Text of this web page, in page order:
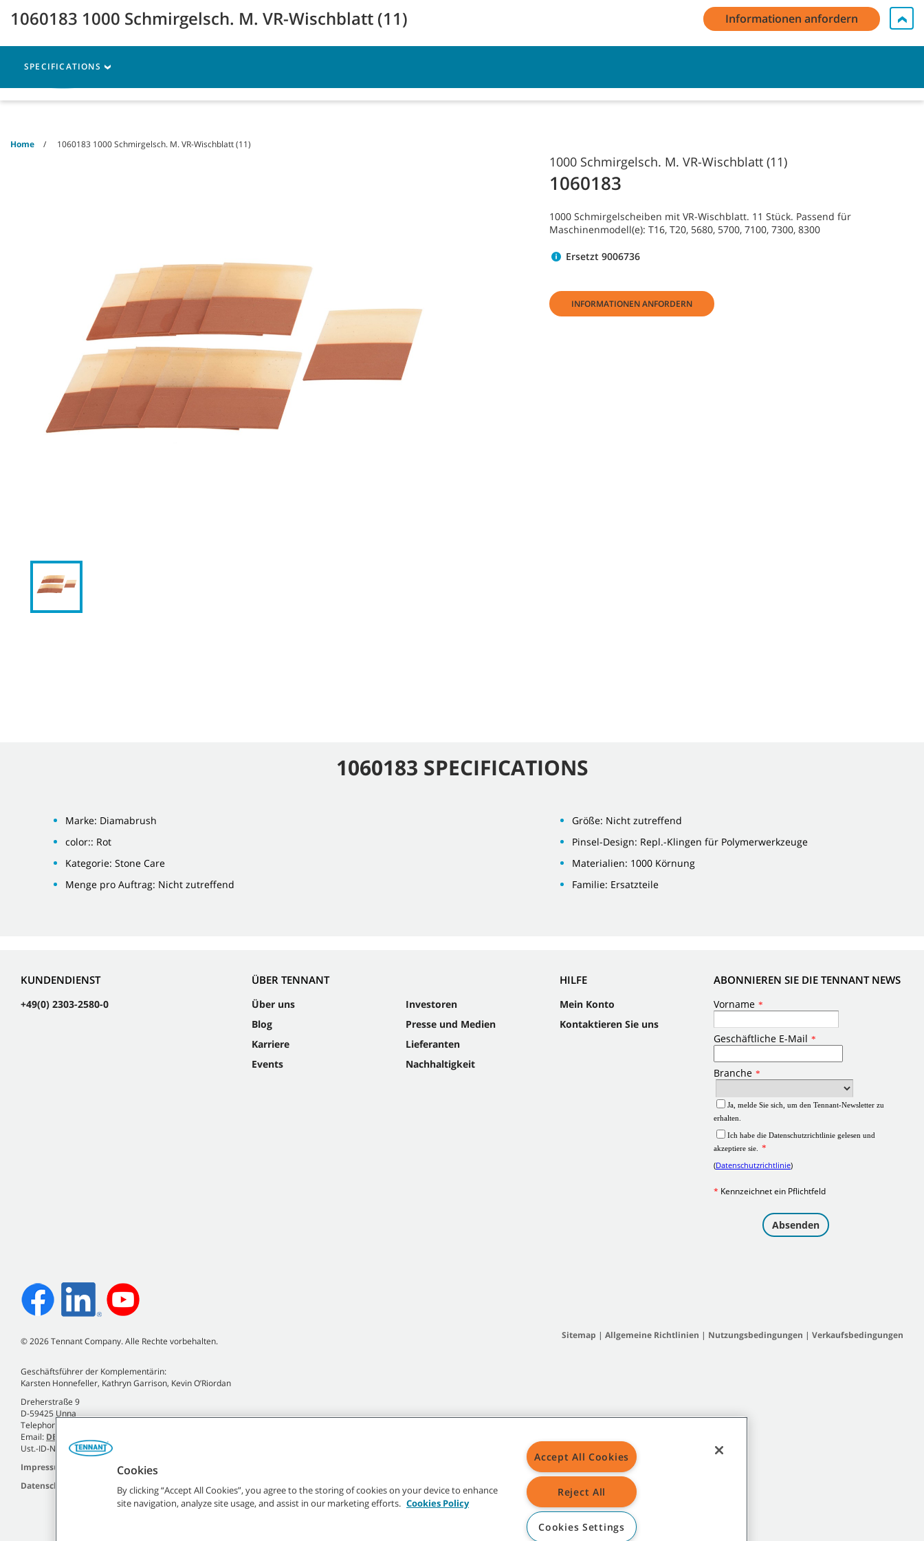
menu
Anmeldung bei Mein Konto / Registrieren Kontakt Deutsch - DE
Home 1060183 1000 Schmirgelsch. M. VR-Wischblatt (11)
1000 Schmirgelsch. M. VR-Wischblatt (11)
1060183
1000 Schmirgelscheiben mit VR-Wischblatt. 11 Stück. Passend für
Maschinenmodell(e): T16, T20, 5680, 5700, 7100, 7300, 8300
Ersetzt 9006736
INFORMATIONEN ANFORDERN
1060183 1000 Schmirgelsch. M. VR-Wischblatt (11) Informationen anfordern
SPECIFICATIONS
1060183 SPECIFICATIONS
Marke: Diamabrush
color:: Rot
Kategorie: Stone Care
Menge pro Auftrag: Nicht zutreffend
Größe: Nicht zutreffend
Pinsel-Design: Repl.-Klingen für Polymerwerkzeuge
Materialien: 1000 Körnung
Familie: Ersatzteile
KUNDENDIENST
+49(0) 2303-2580-0
ÜBER TENNANT
Über uns
Blog
Karriere
Events
Investoren
Presse und Medien
Lieferanten
Nachhaltigkeit
HILFE
Mein Konto
Kontaktieren Sie uns
ABONNIEREN SIE DIE TENNANT NEWS
©2026Tennant Company. Alle Rechte vorbehalten.
Geschäftsführer der Komplementärin:
Karsten Honnefeller, Kathryn Garrison, Kevin O’Riordan
Dreherstraße 9
D-59425 Unna
Telephone +49 (0)2303 2580-0
Email: DE.Info@tennantco.com
Ust.-ID-Nr. DE120810935
Impressum
Datenschutzrichtlinie
Sitemap | Allgemeine Richtlinien | Nutzungsbedingungen | Verkaufsbedingungen
Cookies
By clicking “Accept All Cookies”, you agree to the storing of cookies on your device to enhance
site navigation, analyze site usage, and assist in our marketing efforts. Cookies Policy
Accept All Cookies
Reject All
Cookies Settings